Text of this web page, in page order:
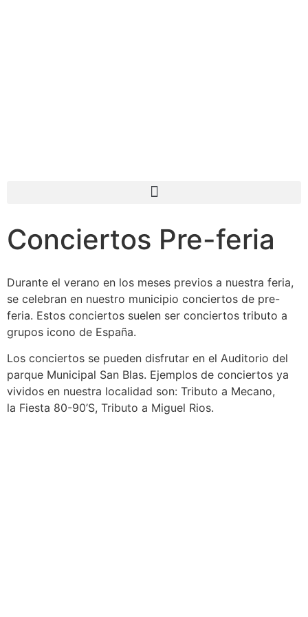
Conciertos Pre-feria​
Durante el verano en los meses previos a nuestra feria,
se celebran en nuestro municipio conciertos de pre-
feria. Estos conciertos suelen ser conciertos tributo a
grupos icono de España.
Los conciertos se pueden disfrutar en el Auditorio del
parque Municipal San Blas. Ejemplos de conciertos ya
vividos en nuestra localidad son: Tributo a Mecano,
la Fiesta 80-90’S, Tributo a Miguel Rios.